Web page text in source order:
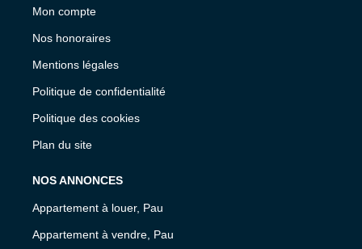
Mon compte
Nos honoraires
Mentions légales
Politique de confidentialité
Politique des cookies
Plan du site
NOS ANNONCES
Appartement à louer, Pau
Appartement à vendre, Pau